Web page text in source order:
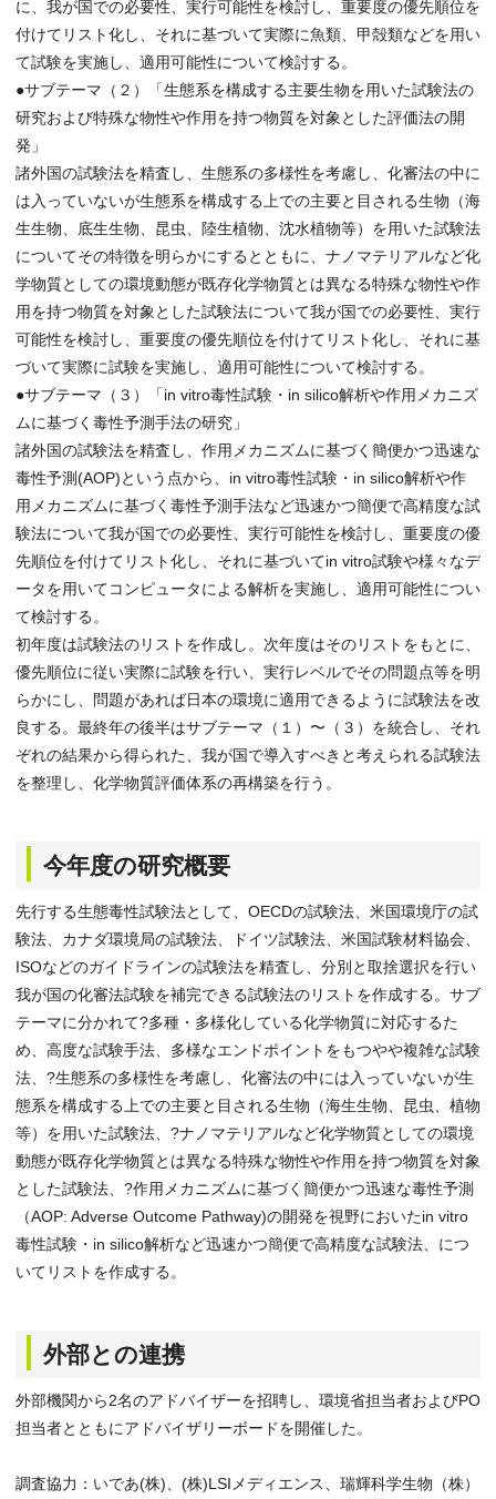
に、我が国での必要性、実行可能性を検討し、重要度の優先順位を
付けてリスト化し、それに基づいて実際に魚類、甲殻類などを用い
て試験を実施し、適用可能性について検討する。
●サブテーマ（２）「生態系を構成する主要生物を用いた試験法の
研究および特殊な物性や作用を持つ物質を対象とした評価法の開
発」
諸外国の試験法を精査し、生態系の多様性を考慮し、化審法の中に
は入っていないが生態系を構成する上での主要と目される生物（海
生生物、底生生物、昆虫、陸生植物、沈水植物等）を用いた試験法
についてその特徴を明らかにするとともに、ナノマテリアルなど化
学物質としての環境動態が既存化学物質とは異なる特殊な物性や作
用を持つ物質を対象とした試験法について我が国での必要性、実行
可能性を検討し、重要度の優先順位を付けてリスト化し、それに基
づいて実際に試験を実施し、適用可能性について検討する。
●サブテーマ（３）「in vitro毒性試験・in silico解析や作用メカニズ
ムに基づく毒性予測手法の研究」
諸外国の試験法を精査し、作用メカニズムに基づく簡便かつ迅速な
毒性予測(AOP)という点から、in vitro毒性試験・in silico解析や作
用メカニズムに基づく毒性予測手法など迅速かつ簡便で高精度な試
験法について我が国での必要性、実行可能性を検討し、重要度の優
先順位を付けてリスト化し、それに基づいてin vitro試験や様々なデ
ータを用いてコンピュータによる解析を実施し、適用可能性につい
て検討する。
初年度は試験法のリストを作成し。次年度はそのリストをもとに、
優先順位に従い実際に試験を行い、実行レベルでその問題点等を明
らかにし、問題があれば日本の環境に適用できるように試験法を改
良する。最終年の後半はサブテーマ（１）〜（３）を統合し、それ
ぞれの結果から得られた、我が国で導入すべきと考えられる試験法
を整理し、化学物質評価体系の再構築を行う。
今年度の研究概要
先行する生態毒性試験法として、OECDの試験法、米国環境庁の試
験法、カナダ環境局の試験法、ドイツ試験法、米国試験材料協会、
ISOなどのガイドラインの試験法を精査し、分別と取捨選択を行い
我が国の化審法試験を補完できる試験法のリストを作成する。サブ
テーマに分かれて?多種・多様化している化学物質に対応するた
め、高度な試験手法、多様なエンドポイントをもつやや複雑な試験
法、?生態系の多様性を考慮し、化審法の中には入っていないが生
態系を構成する上での主要と目される生物（海生生物、昆虫、植物
等）を用いた試験法、?ナノマテリアルなど化学物質としての環境
動態が既存化学物質とは異なる特殊な物性や作用を持つ物質を対象
とした試験法、?作用メカニズムに基づく簡便かつ迅速な毒性予測
（AOP: Adverse Outcome Pathway)の開発を視野においたin vitro
毒性試験・in silico解析など迅速かつ簡便で高精度な試験法、につ
いてリストを作成する。
外部との連携
外部機関から2名のアドバイザーを招聘し、環境省担当者およびPO
担当者とともにアドバイザリーボードを開催した。
調査協力：いであ(株)、(株)LSIメディエンス、瑞輝科学生物（株）